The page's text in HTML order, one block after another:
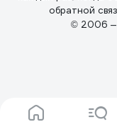
обратной
© 2006 —